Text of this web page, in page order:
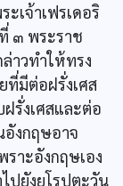
เจ้าเฟรเดอริ
๓ พระราช
าวทำให้ทรง
ที่มีต่อฝรั่งเศส
รั่งเศสและต่อ
อังกฤษอาจ
าะอังกฤษเอง
ปยังยุโรปตะวัน